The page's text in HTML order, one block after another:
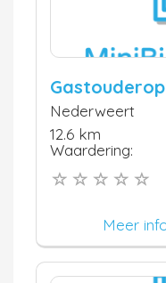
Nederweert
12.6 km
Waardering:
Meer